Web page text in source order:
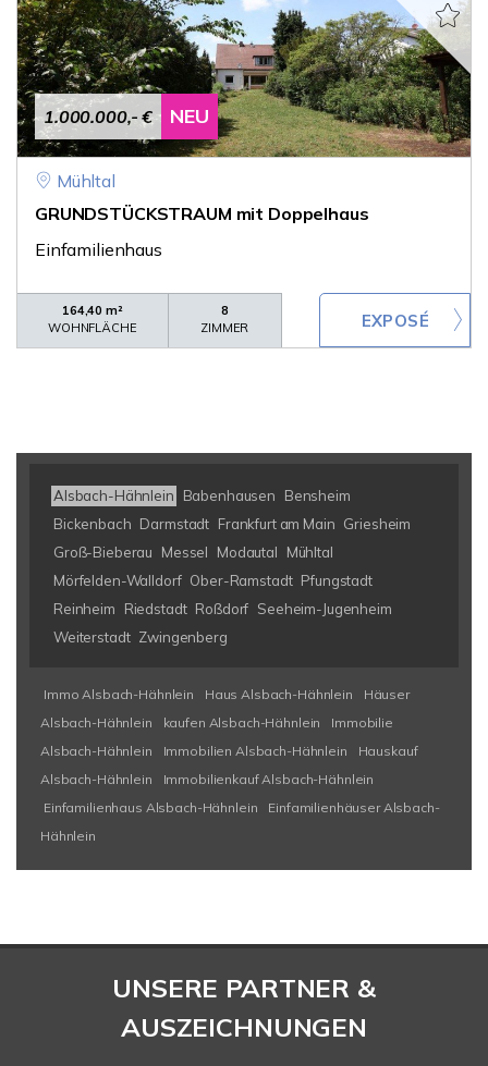
1.000.000,- € NEU
Mühltal
GRUNDSTÜCKSTRAUM mit Doppelhaus
Einfamilienhaus
164,40 m²
WOHNFLÄCHE
8
ZIMMER
Alsbach-Hähnlein Babenhausen
Bensheim
Bickenbach Darmstadt Frankfurt am Main Griesheim
Groß-Bieberau
Messel Modautal
Mühltal
Mörfelden-Walldorf Ober-Ramstadt Pfungstadt
Reinheim
Riedstadt Roßdorf Seeheim-Jugenheim
Weiterstadt Zwingenberg
Immo Alsbach-Hähnlein Haus Alsbach-Hähnlein
Häuser
Alsbach-Hähnlein
kaufen Alsbach-Hähnlein
Immobilie
Alsbach-Hähnlein
Immobilien Alsbach-Hähnlein
Hauskauf
Alsbach-Hähnlein
Immobilienkauf Alsbach-Hähnlein
Einfamilienhaus Alsbach-Hähnlein
Einfamilienhäuser Alsbach-
Hähnlein
UNSERE PARTNER &
AUSZEICHNUNGEN